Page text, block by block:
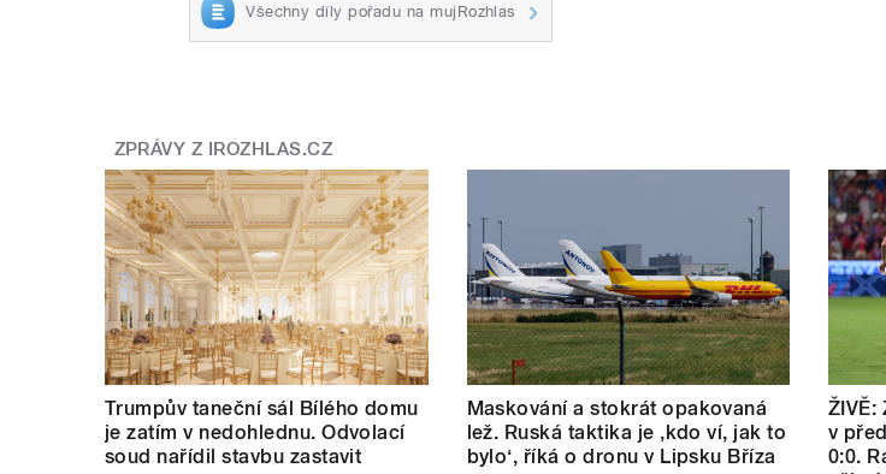
Všechny díly pořadu na mujRozhlas
ZPRÁVY Z IROZHLAS.CZ
Trumpův taneční sál Bílého domu
je zatím v nedohlednu. Odvolací
soud nařídil stavbu zastavit
Maskování a stokrát opakovaná
lež. Ruská taktika je ‚kdo ví, jak to
bylo‘, říká o dronu v Lipsku Bříza
ŽIVĚ:
v
0:0.